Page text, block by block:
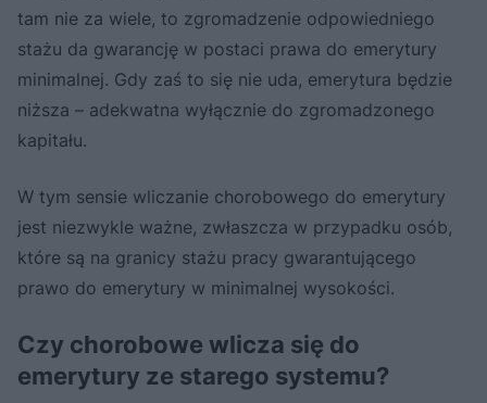
tam nie za wiele, to zgromadzenie odpowiedniego
stażu da gwarancję w postaci prawa do emerytury
minimalnej. Gdy zaś to się nie uda, emerytura będzie
niższa – adekwatna wyłącznie do zgromadzonego
kapitału.
W tym sensie wliczanie chorobowego do emerytury
jest niezwykle ważne, zwłaszcza w przypadku osób,
które są na granicy stażu pracy gwarantującego
prawo do emerytury w minimalnej wysokości.
Czy chorobowe wlicza się do
emerytury ze starego systemu?